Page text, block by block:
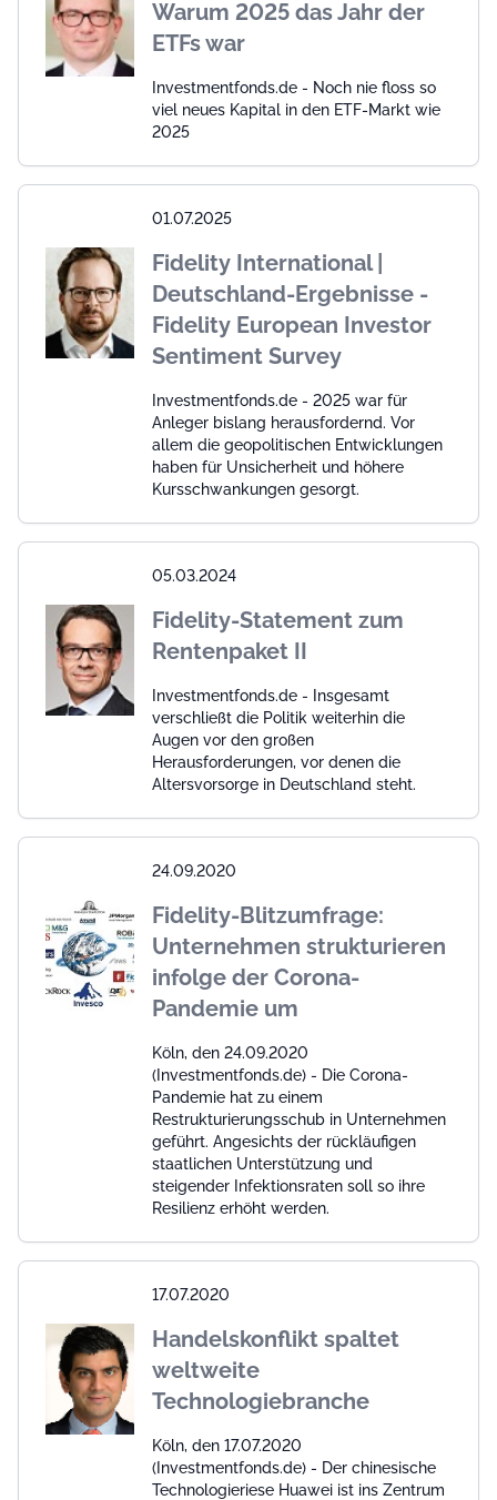
Warum 2025 das Jahr der
ETFs war
Investmentfonds.de - Noch nie floss so
viel neues Kapital in den ETF-Markt wie
2025
01.07.2025
Fidelity International |
Deutschland-Ergebnisse -
Fidelity European Investor
Sentiment Survey
Investmentfonds.de - 2025 war für
Anleger bislang herausfordernd. Vor
allem die geopolitischen Entwicklungen
haben für Unsicherheit und höhere
Kursschwankungen gesorgt.
05.03.2024
Fidelity-Statement zum
Rentenpaket II
Investmentfonds.de - Insgesamt
verschließt die Politik weiterhin die
Augen vor den großen
Herausforderungen, vor denen die
Altersvorsorge in Deutschland steht.
24.09.2020
Fidelity-Blitzumfrage:
Unternehmen strukturieren
infolge der Corona-
Pandemie um
Köln, den 24.09.2020
(Investmentfonds.de) - Die Corona-
Pandemie hat zu einem
Restrukturierungsschub in Unternehmen
geführt. Angesichts der rückläufigen
staatlichen Unterstützung und
steigender Infektionsraten soll so ihre
Resilienz erhöht werden.
17.07.2020
Handelskonflikt spaltet
weltweite
Technologiebranche
Köln, den 17.07.2020
(Investmentfonds.de) - Der chinesische
Technologieriese Huawei ist ins Zentrum